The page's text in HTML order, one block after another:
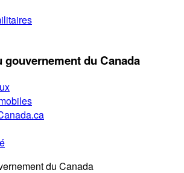
du Canada